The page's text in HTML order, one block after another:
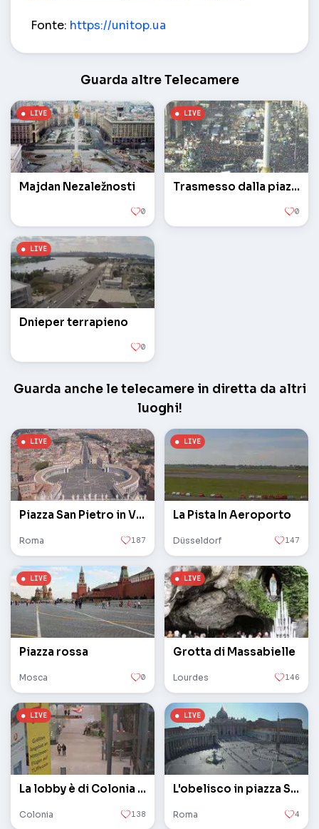
Fonte: https://unitop.ua
Guarda altre Telecamere
Majdan Nezaležnosti
0
Trasmesso dalla piazza europea
0
Dnieper terrapieno
0
Guarda anche le telecamere in diretta da altri
luoghi!
Piazza San Pietro in Vaticano
Roma 187
La Pista In Aeroporto
Düsseldorf 147
Piazza rossa
Mosca 0
Grotta di Massabielle
Lourdes 146
La lobby è di Colonia / Bonn
Colonia 138
L'obelisco in piazza San Pietro in Vaticano
Roma 4